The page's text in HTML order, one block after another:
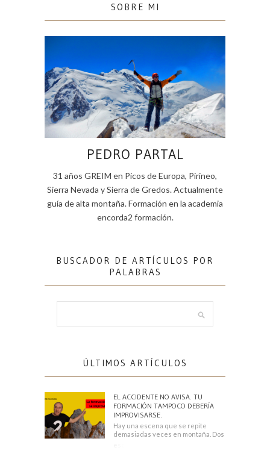
SOBRE MI
PEDRO PARTAL
31 años GREIM en Picos de Europa, Pirineo,
Sierra Nevada y Sierra de Gredos. Actualmente
guía de alta montaña. Formación en la academia
encorda2 formación.
BUSCADOR DE ARTÍCULOS POR
PALABRAS
ÚLTIMOS ARTÍCULOS
EL ACCIDENTE NO AVISA. TU
FORMACIÓN TAMPOCO DEBERÍA
IMPROVISARSE.
Hay una escena que se repite
demasiadas veces en montaña. Dos